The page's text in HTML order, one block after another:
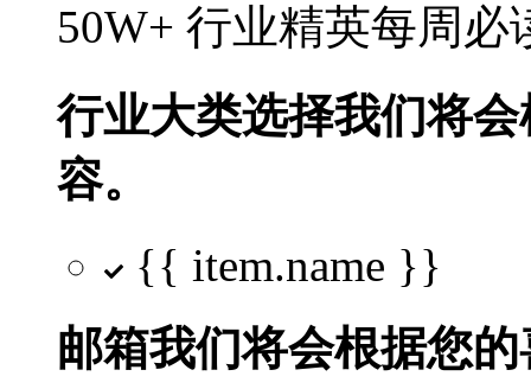
50W+ 行业精英每周
行业大类选择我们将
容。
{{ item.name }}
邮箱我们将会根据您